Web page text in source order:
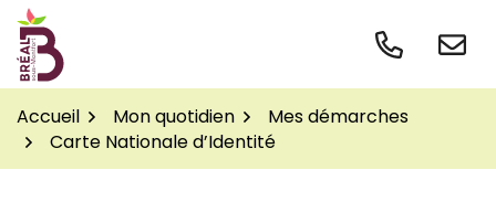
Gestion des traceurs
Aller
contenu
Accueil
Mon quotidien
Mes démarches
Carte Nationale d’Identité